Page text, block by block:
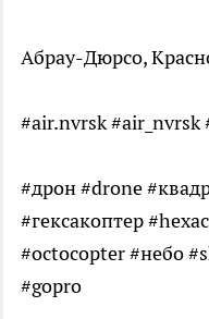
Абрау-Дюрсо,
#air.nvrsk #air_nvrsk
#дрон #drone
#гексакоптер
#octocopter #небо
#gopro